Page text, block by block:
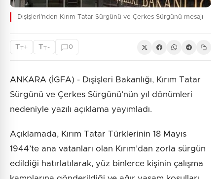
Dışişleri’nden Kırım Tatar Sürgünü ve Çerkes Sürgünü mesajı
TT+ TT - 0
ANKARA (İGFA) - Dışişleri Bakanlığı, Kırım Tatar
Sürgünü ve Çerkes Sürgünü’nün yıl dönümleri
nedeniyle yazılı açıklama yayımladı.
Açıklamada, Kırım Tatar Türklerinin 18 Mayıs
1944’te ana vatanları olan Kırım’dan zorla sürgün
edildiği hatırlatılarak, yüz binlerce kişinin çalışma